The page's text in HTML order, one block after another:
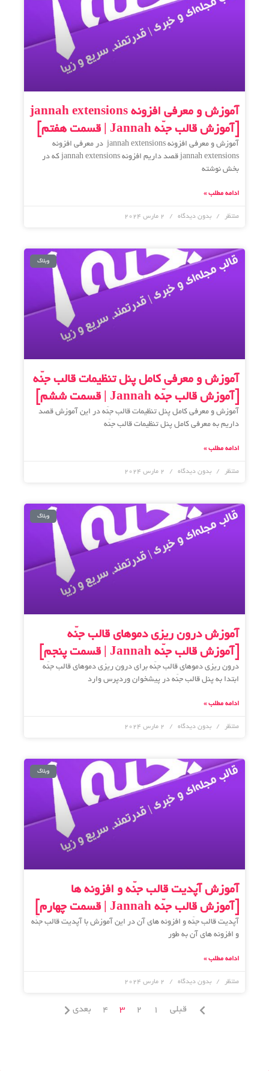
آموزش و معرفی افزونه jannah extensions
[آموزش قالب جنّه Jannah | قسمت هفتم]
آموزش و معرفی افزونه jannah extensions در معرفی افزونه
jannah extensions قصد داریم افزونه jannah extensions که در
بخش نوشته
ادامه مطلب »
منتظر بدون دیدگاه
وبلاگ
آموزش و معرفی کامل پنل تنظیمات قالب جنّه
[آموزش قالب جنّه Jannah | قسمت ششم]
آموزش و معرفی کامل پنل تنظیمات قالب جنّه در این آموزش قصد
داریم به معرفی کامل پنل تنظیمات قالب جنّه
ادامه مطلب »
منتظر بدون دیدگاه
وبلاگ
آموزش درون ریزی دموهای قالب جنّه
[آموزش قالب جنّه Jannah | قسمت پنجم]
درون‌ ریزی دموهای قالب جنّه برای درون ریزی دموهای قالب جنّه
ابتدا به پنل قالب جنّه در پیشخوان وردپرس وارد
ادامه مطلب »
منتظر بدون دیدگاه
وبلاگ
آموزش آپدیت قالب جنّه و افزونه ها
[آموزش قالب جنّه Jannah | قسمت چهارم]
آپدیت قالب جنّه و افزونه های آن در این آموزش با آپدیت قالب جنّه
و افزونه های آن به طور
ادامه مطلب »
منتظر بدون دیدگاه
قبلی 1
2
3
4 بعدی